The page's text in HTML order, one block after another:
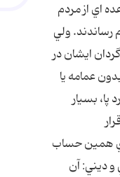
اي از مردم
رساندند. ولي
ايشان در
عمامه يا
بسيار
همين حساب
و ديني: آن